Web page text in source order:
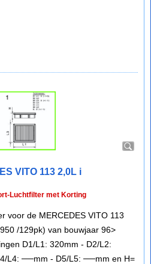
VITO 113 2,0L i
Luchtfilter met Korting
voor de MERCEDES VITO 113
/129pk) van bouwjaar 96>
D1/L1: 320mm - D2/L2:
L4: ──mm - D5/L5: ──mm en H=